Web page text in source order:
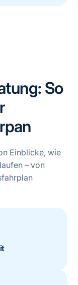
So
Einblicke, wie
– von